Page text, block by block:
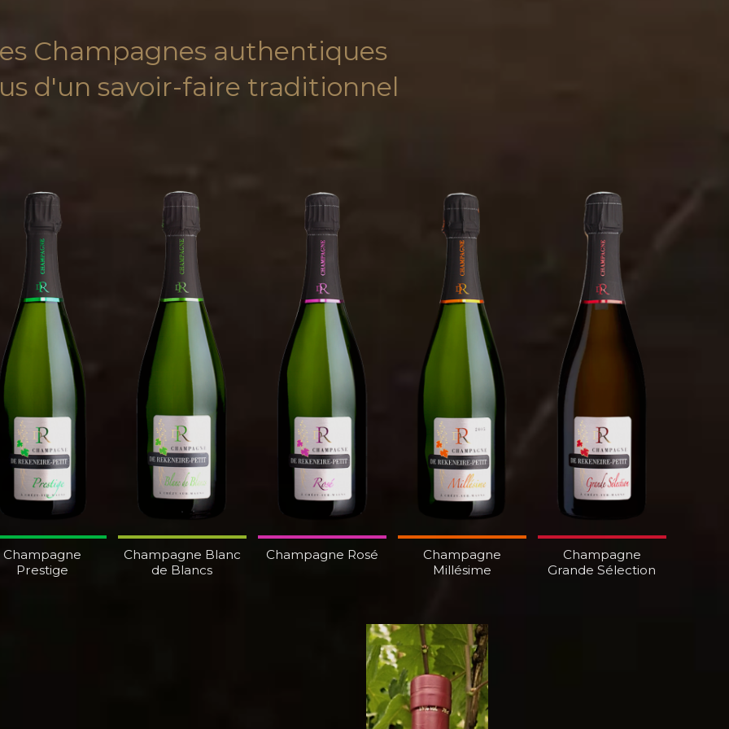
Champagnes authentiques
d'un savoir-faire traditionnel
Champagne
Prestige
Champagne Blanc
de Blancs
Champagne Rosé
Champagne
Millésime
Champagne
Grande Sélection